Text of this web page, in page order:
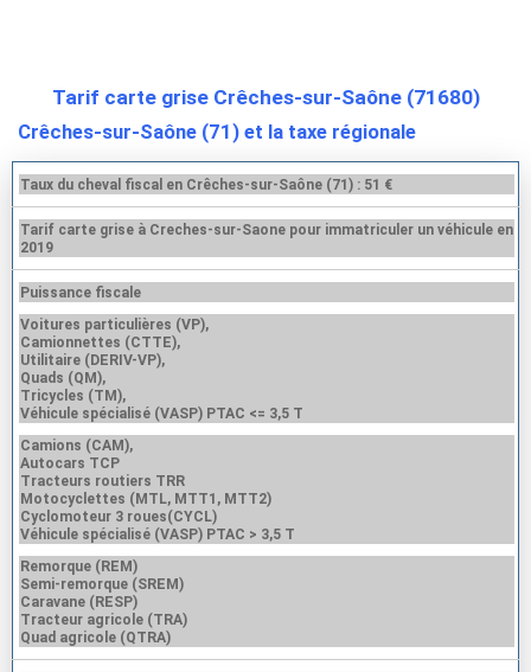
Tarif carte grise Crêches-sur-Saône (71680)
Crêches-sur-Saône (71) et la taxe régionale
Taux du cheval fiscal en Crêches-sur-Saône (71) : 51 €
Tarif carte grise à Creches-sur-Saone pour immatriculer un véhicule en
2019
Puissance fiscale
Voitures particulières (VP),
Camionnettes (CTTE),
Utilitaire (DERIV-VP),
Quads (QM),
Tricycles (TM),
Véhicule spécialisé (VASP) PTAC <= 3,5 T
Camions (CAM),
Autocars TCP
Tracteurs routiers TRR
Motocyclettes (MTL, MTT1, MTT2)
Cyclomoteur 3 roues(CYCL)
Véhicule spécialisé (VASP) PTAC > 3,5 T
Remorque (REM)
Semi-remorque (SREM)
Caravane (RESP)
Tracteur agricole (TRA)
Quad agricole (QTRA)